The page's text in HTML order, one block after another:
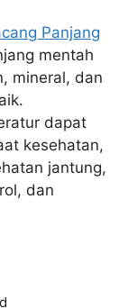
Panjang
mentah
mineral, dan
dapat
kesehatan,
jantung,
dan